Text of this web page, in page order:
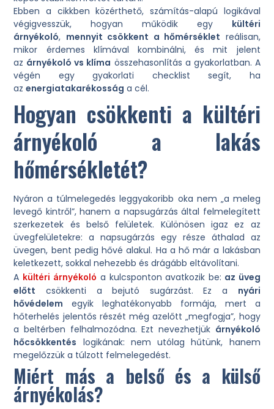
Ebben a cikkben közérthető, számítás-alapú logikával
végigvesszük, hogyan működik egy kültéri
árnyékoló, mennyit csökkent a hőmérséklet reálisan,
mikor érdemes klímával kombinálni, és mit jelent
az árnyékoló vs klíma összehasonlítás a gyakorlatban. A
végén egy gyakorlati checklist segít, ha
azenergiatakarékosság a cél.
Hogyan csökkenti a kültéri
árnyékoló a lakás
hőmérsékletét?
Nyáron a túlmelegedés leggyakoribb oka nem „a meleg
levegő kintről”, hanem a napsugárzás által felmelegített
szerkezetek és belső felületek. Különösen igaz ez az
üvegfelületekre: a napsugárzás egy része áthalad az
üvegen, bent pedig hővé alakul. Ha a hő már a lakásban
keletkezett, sokkal nehezebb és drágább eltávolítani.
A kültéri árnyékoló a kulcsponton avatkozik be: az üveg
előtt csökkenti a bejutó sugárzást. Ez a nyári
hővédelem egyik leghatékonyabb formája, mert a
hőterhelés jelentős részét még azelőtt „megfogja”, hogy
a beltérben felhalmozódna. Ezt nevezhetjük árnyékoló
hőcsökkentés logikának: nem utólag hűtünk, hanem
megelőzzük a túlzott felmelegedést.
Miért más a belső és a külső
árnyékolás?